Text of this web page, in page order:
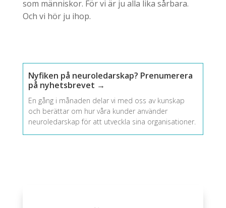
som människor. För vi är ju alla lika sårbara.
Och vi hör ju ihop.
Nyfiken på neuroledarskap? Prenumerera
på nyhetsbrevet →
En gång i månaden delar vi med oss av kunskap
och berättar om hur våra kunder använder
neuroledarskap för att utveckla sina organisationer.